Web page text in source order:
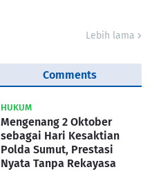
Lebih lama
Comments
HUKUM
Mengenang 2 Oktober
sebagai Hari Kesaktian
Polda Sumut, Prestasi
Nyata Tanpa Rekayasa